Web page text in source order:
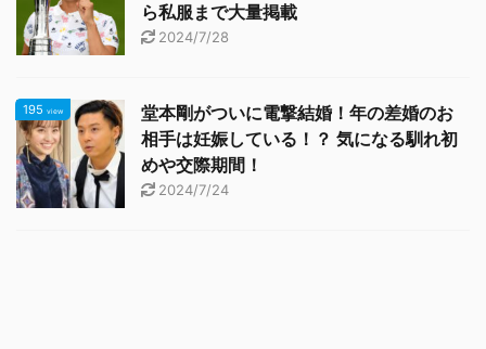
ら私服まで大量掲載
2024/7/28
195 view
堂本剛がついに電撃結婚！年の差婚のお
相手は妊娠している！？ 気になる馴れ初
めや交際期間！
2024/7/24